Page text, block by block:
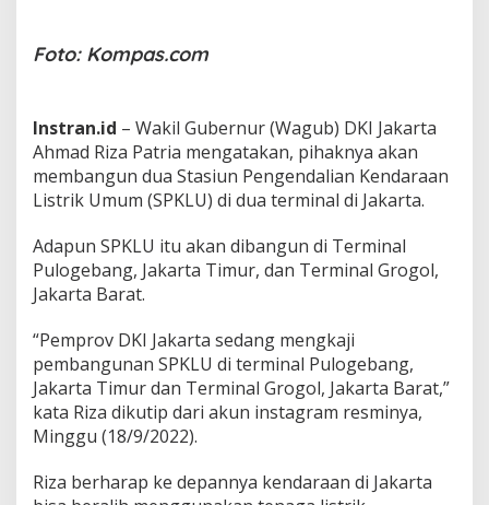
i
u
m
A
k
a
D
i
n
g
u
n
d
i
T
r
Foto: Kompas.com
Instran.id – Wakil Gubernur (Wagub) DKI Jakarta
Ahmad Riza Patria mengatakan, pihaknya akan
membangun dua Stasiun Pengendalian Kendaraan
Listrik Umum (SPKLU) di dua terminal di Jakarta.
Adapun SPKLU itu akan dibangun di Terminal
Pulogebang, Jakarta Timur, dan Terminal Grogol,
Jakarta Barat.
“Pemprov DKI Jakarta sedang mengkaji
pembangunan SPKLU di terminal Pulogebang,
Jakarta Timur dan Terminal Grogol, Jakarta Barat,”
kata Riza dikutip dari akun instagram resminya,
Minggu (18/9/2022).
Riza berharap ke depannya kendaraan di Jakarta